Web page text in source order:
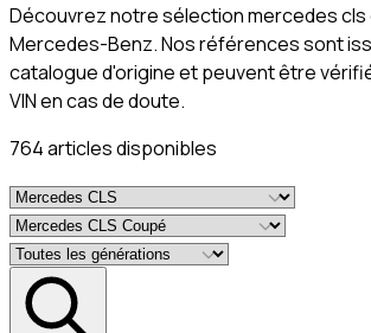
Découvrez notre sélection mercedes
Mercedes-Benz. Nos références sont
catalogue d'origine et peuvent être
VIN en cas de doute.
764articlesdisponibles